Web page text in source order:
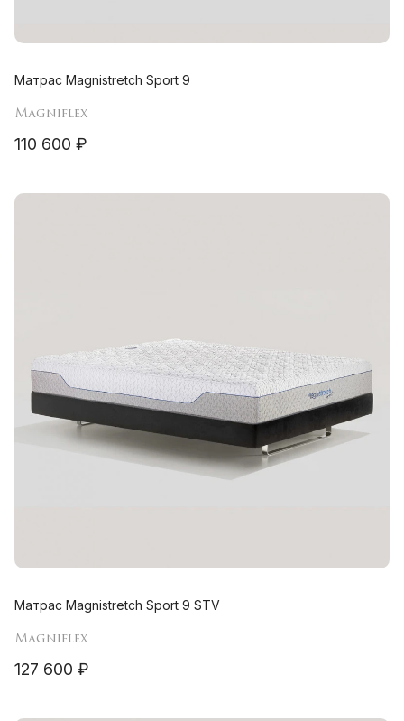
Матрас Magnistretch Sport 9
Magniflex
110 600 ₽
Матрас Magnistretch Sport 9 STV
Magniflex
127 600 ₽